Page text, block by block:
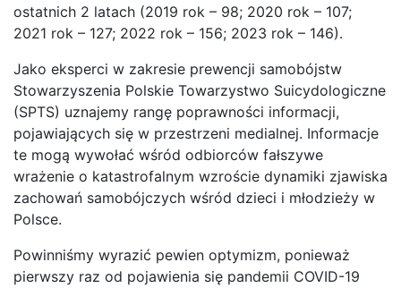
ostatnich 2 latach (2019 rok – 98; 2020 rok – 107;
2021 rok – 127; 2022 rok – 156; 2023 rok – 146).
Jako eksperci w zakresie prewencji samobójstw
Stowarzyszenia Polskie Towarzystwo Suicydologiczne
(SPTS) uznajemy rangę poprawności informacji,
pojawiających się w przestrzeni medialnej. Informacje
te mogą wywołać wśród odbiorców fałszywe
wrażenie o katastrofalnym wzroście dynamiki zjawiska
zachowań samobójczych wśród dzieci i młodzieży w
Polsce.
Powinniśmy wyrazić pewien optymizm, ponieważ
pierwszy raz od pojawienia się pandemii COVID-19